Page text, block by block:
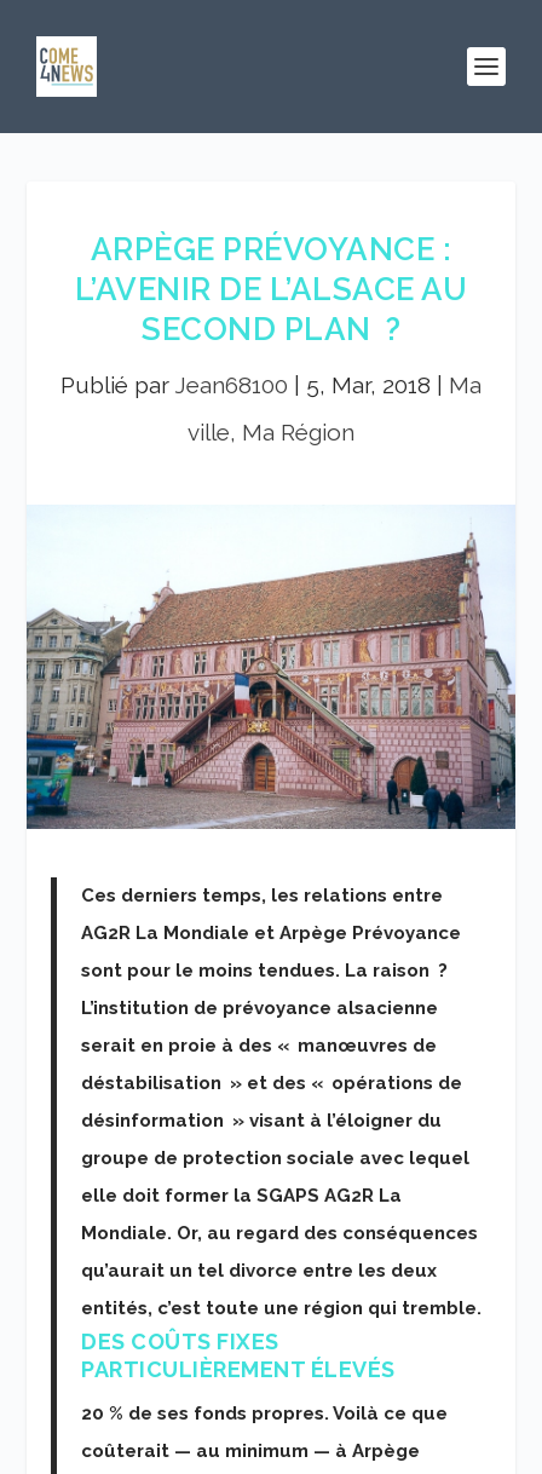
ARPÈGE PRÉVOYANCE :
L’AVENIR DE L’ALSACE AU
SECOND PLAN ?
Publié par Jean68100 5, Mar, 2018
Ma
ville, Ma Région
Ces derniers temps, les relations entre
AG2R La Mondiale et Arpège Prévoyance
sont pour le moins tendues. La raison ?
L’institution de prévoyance alsacienne
serait en proie à des « manœuvres de
déstabilisation » et des « opérations de
désinformation » visant à l’éloigner du
groupe de protection sociale avec lequel
elle doit former la SGAPS AG2R La
Mondiale. Or, au regard des conséquences
qu’aurait un tel divorce entre les deux
entités, c’est toute une région qui tremble.
DES COÛTS FIXES
PARTICULIÈREMENT ÉLEVÉS
20 % de ses fonds propres. Voilà ce que
coûterait — au minimum — à Arpège